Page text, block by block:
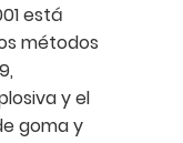
está
métodos
y el
goma y